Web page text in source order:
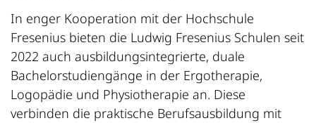
In enger Kooperation mit der Hochschule
Fresenius bieten die Ludwig Fresenius Schulen seit
2022 auch ausbildungsintegrierte, duale
Bachelorstudiengänge in der Ergotherapie,
Logopädie und Physiotherapie an. Diese
verbinden die praktische Berufsausbildung mit